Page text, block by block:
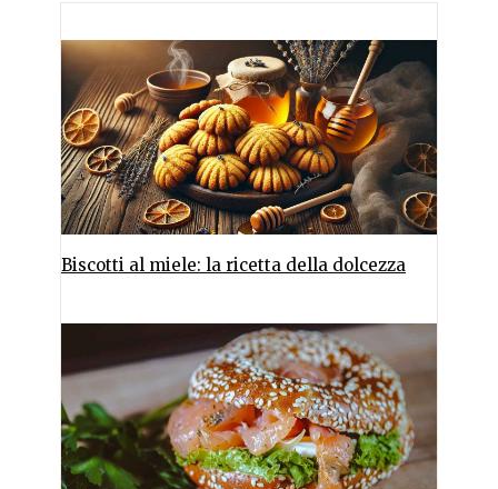
Biscotti al miele: la ricetta della dolcezza